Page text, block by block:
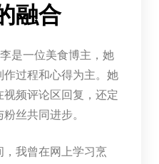
融合
是一位美食博主，她
过程和心得为主。她
频评论区回复，还定
丝共同进步。
我曾在网上学习烹